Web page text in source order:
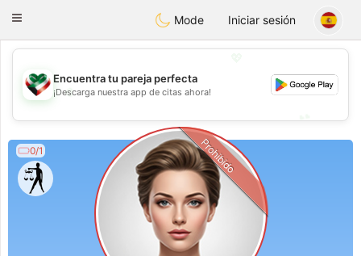
KuwaitChat
Toggle
Mode Iniciar sesión
💖
💕
Encuentra tu pareja perfecta
¡Descarga nuestra app de citas ahora!
0/1 Prohibido